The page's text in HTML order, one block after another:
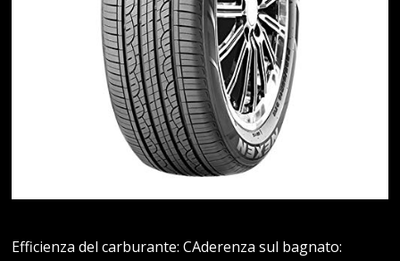
Efficienza del carburante: CAderenza sul bagnato: